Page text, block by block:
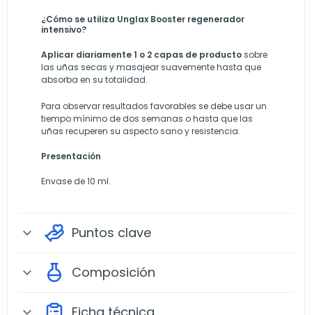
¿Cómo se utiliza Unglax Booster regenerador
intensivo?
Aplicar diariamente 1 o 2 capas de productosobre
las uñas secas y masajear suavemente hasta que
absorba en su totalidad.
Para observar resultados favorables se debe usar un
tiempo mínimo de dos semanas o hasta que las
uñas recuperen su aspecto sano y resistencia.
Presentación
Envase de 10 ml.
expand_more Puntos clave
expand_more Composición